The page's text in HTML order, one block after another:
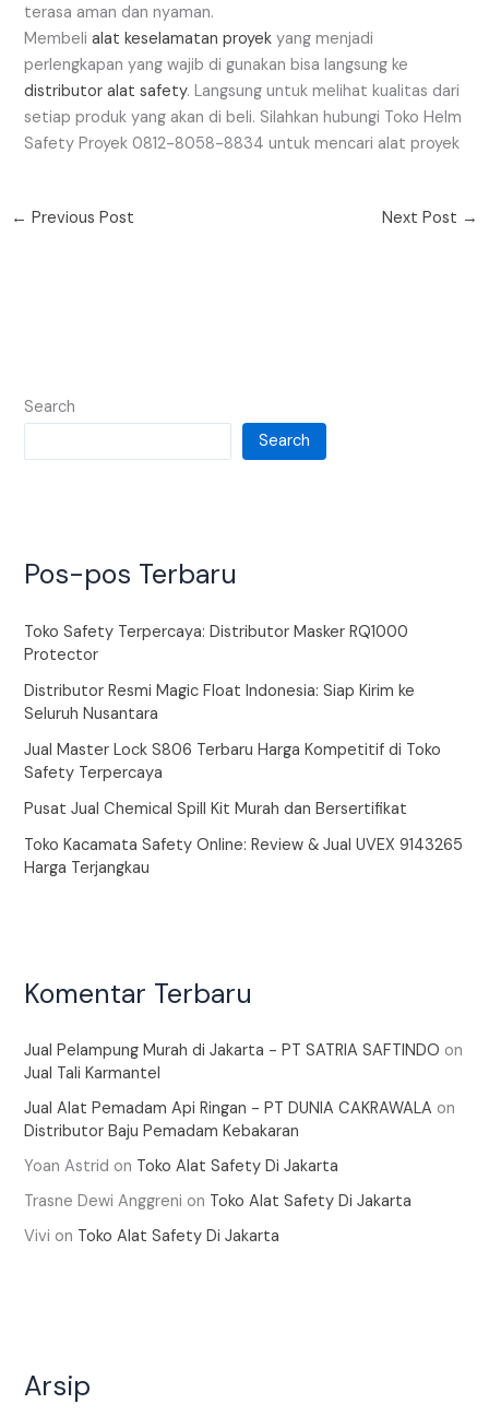
terasa aman dan nyaman.
Membelialat keselamatan proyek yang menjadi
perlengkapan yang wajib di gunakan bisa langsung ke
distributor alat safety. Langsung untuk melihat kualitas dari
setiap produk yang akan di beli. Silahkan hubungi Toko Helm
Safety Proyek 0812-8058-8834 untuk mencari alat proyek
← Previous Post Next Post →
Search
Search
Pos-pos Terbaru
Toko Safety Terpercaya: Distributor Masker RQ1000
Protector
Distributor Resmi Magic Float Indonesia: Siap Kirim ke
Seluruh Nusantara
Jual Master Lock S806 Terbaru Harga Kompetitif di Toko
Safety Terpercaya
Pusat Jual Chemical Spill Kit Murah dan Bersertifikat
Toko Kacamata Safety Online: Review & Jual UVEX 9143265
Harga Terjangkau
Komentar Terbaru
Jual Pelampung Murah di Jakarta - PT SATRIA SAFTINDO on
Jual Tali Karmantel
Jual Alat Pemadam Api Ringan - PT DUNIA CAKRAWALA on
Distributor Baju Pemadam Kebakaran
Yoan Astrid on Toko Alat Safety Di Jakarta
Trasne Dewi Anggreni on Toko Alat Safety Di Jakarta
Vivi on Toko Alat Safety Di Jakarta
Arsip